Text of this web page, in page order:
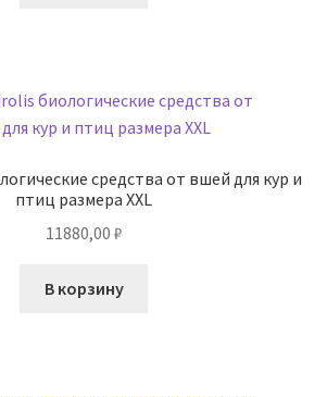
средства от вшей для кур и
птиц размера XXL
11880,00 ₽
В корзину